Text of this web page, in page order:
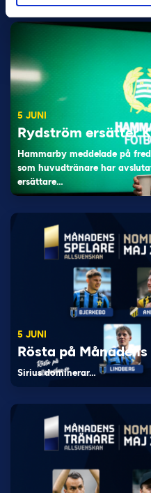
5 JUNI
Rydström ersätter
Hammarby meddelade på
som huvudtränare har
ersättare…
5 JUNI
Rösta på
Sirius dominerar…